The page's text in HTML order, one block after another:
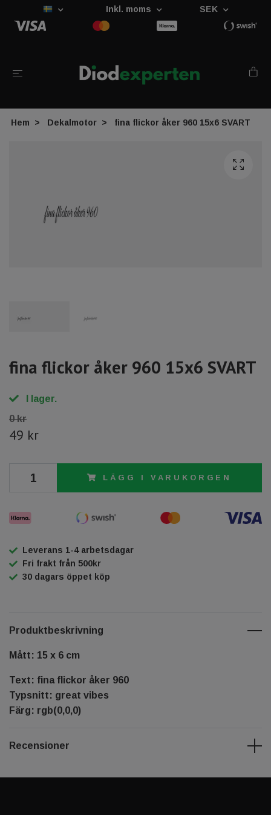
Inkl. moms SEK
Hem Dekalmotor fina flickor åker 960 15x6 SVART
fina flickor åker 960 15x6 SVART
I lager.
0 kr
49 kr
LÄGG I VARUKORGEN
Leverans 1-4 arbetsdagar
Fri frakt från 500kr
30 dagars öppet köp
Produktbeskrivning
Mått: 15 x 6 cm
Text: fina flickor åker 960
Typsnitt: great vibes
Färg: rgb(0,0,0)
Recensioner